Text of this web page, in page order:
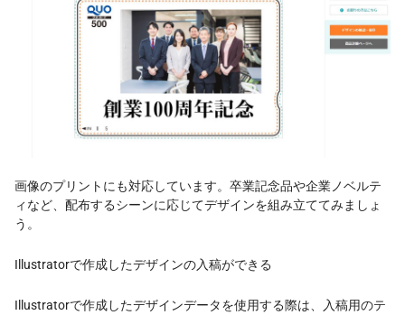
画像のプリントにも対応しています。卒業記念品や企業ノベルテ
ィなど、配布するシーンに応じてデザインを組み立ててみましょ
う。
Illustratorで作成したデザインの入稿ができる
Illustratorで作成したデザインデータを使用する際は、入稿用のテ